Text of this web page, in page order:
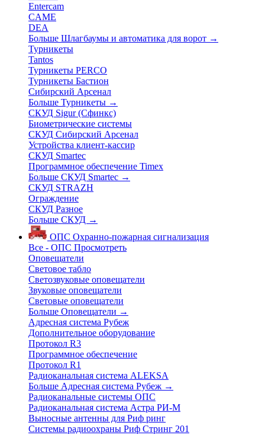
Entercam
CAME
DEA
Больше Шлагбаумы и автоматика для ворот →
Турникеты
Tantos
Турникеты PERCO
Турникеты Бастион
Сибирский Арсенал
Больше Турникеты →
СКУД Sigur (Сфинкс)
Биометрические системы
СКУД Сибирский Арсенал
Устройства клиент-кассир
СКУД Smartec
Программное обеспечение Timex
Больше СКУД Smartec →
СКУД STRAZH
Ограждение
СКУД Разное
Больше СКУД →
ОПС Охранно-пожарная сигнализация
Все - ОПС Просмотреть
Оповещатели
Световое табло
Светозвуковые оповещатели
Звуковые оповещатели
Световые оповещатели
Больше Оповещатели →
Адресная система Рубеж
Дополнительное оборудование
Протокол R3
Программное обеспечение
Протокол R1
Радиоканальная система ALEKSA
Больше Адресная система Рубеж →
Радиоканальные системы ОПС
Радиоканальная система Астра РИ-М
Выносные антенны для Риф ринг
Системы радиоохраны Риф Стринг 201